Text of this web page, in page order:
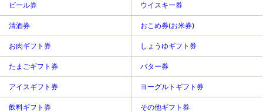
ビール券 ウイスキー券
清酒券 おこめ券(お米券)
お肉ギフト券 しょうゆギフト券
たまごギフト券 バター券
アイスギフト券 ヨーグルトギフト券
飲料ギフト券 その他ギフト券